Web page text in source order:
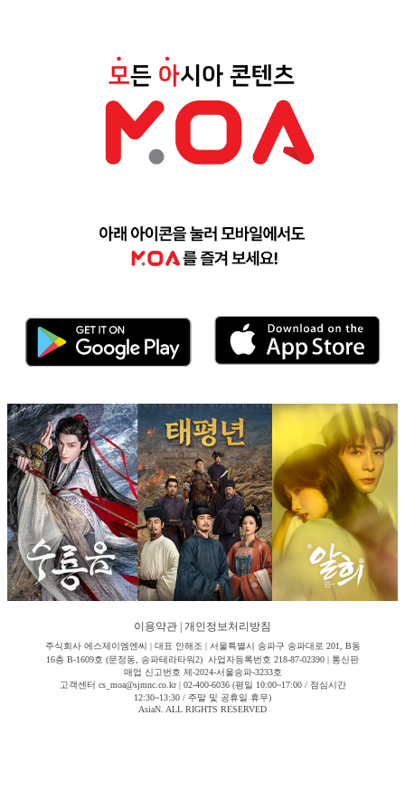
이용약관 개인정보처리방침
주식회사 에스제이엠엔씨 | 대표 안해조 | 서울특별시 송파구 송파대로 201, B동
16층 B-1609호 (문정동, 송파테라타워2) 사업자등록번호 218-87-02390 | 통신판
매업 신고번호 제-2024-서울송파-3233호
고객센터 cs_moa@sjmnc.co.kr | 02-400-6036 (평일 10:00~17:00 / 점심시간
12:30~13:30 / 주말 및 공휴일 휴무)
AsiaN. ALL RIGHTS RESERVED